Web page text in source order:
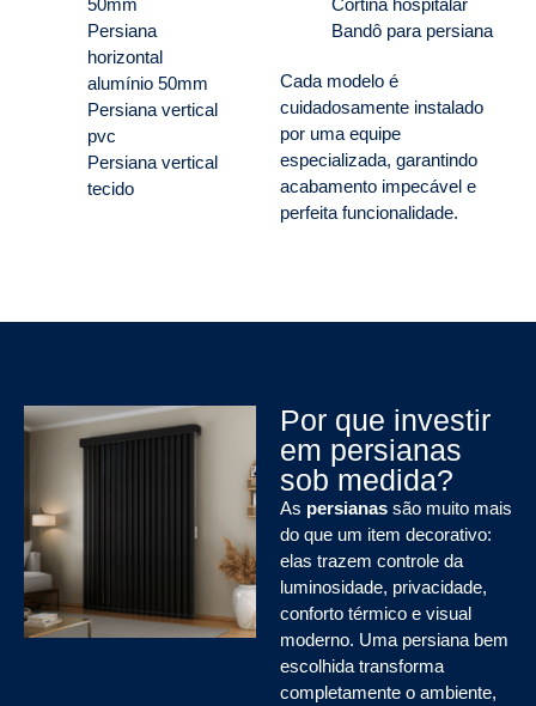
50mm
Persiana
horizontal
alumínio 50mm
Persiana vertical
pvc
Persiana vertical
tecido
Cortina hospitalar
Bandô para persiana
Cada modelo é
cuidadosamente instalado
por uma equipe
especializada, garantindo
acabamento impecável e
perfeita funcionalidade.
Por que investir
em persianas
sob medida?
As persianas são muito mais
do que um item decorativo:
elas trazem controle da
luminosidade, privacidade,
conforto térmico e visual
moderno. Uma persiana bem
escolhida transforma
completamente o ambiente,